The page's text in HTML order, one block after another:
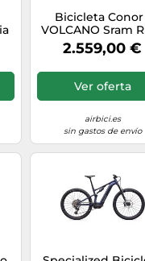
Bicicleta Conor
VOLCANO Sram
AXS 2x12s XS
2.559,00 €
Ver oferta
airbici.es
sin gastos de envío